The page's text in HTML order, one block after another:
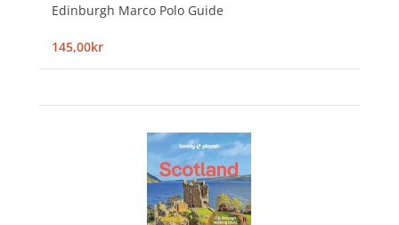
Edinburgh Marco Polo Guide
145,00kr